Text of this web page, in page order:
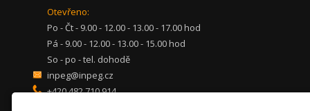
Otevřeno:
Po - Čt - 9.00 - 12.00 - 13.00 - 17.00 hod
Pá - 9.00 - 12.00 - 13.00 - 15.00 hod
So - po - tel. dohodě
inpeg@inpeg.cz
+420 482 710 914